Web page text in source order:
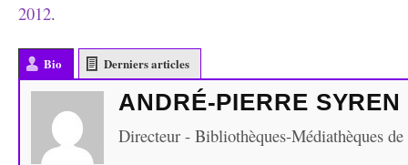
2012.
Bio Derniers articles
ANDRÉ-PIERRE SYREN
Directeur - Bibliothèques-Médiathèques